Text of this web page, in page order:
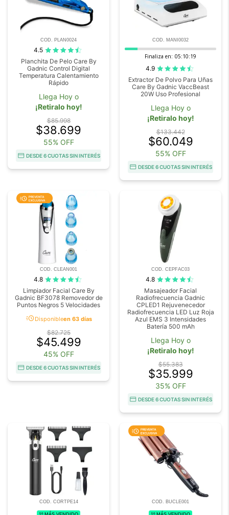
COD. PLAN0024
4.5
Planchita De Pelo Care By
Gadnic Control Digital
Temperatura Calentamiento
Rápido
Llega Hoy o
¡Retiralo hoy!
$85.998
$38.699
55% OFF
DESDE 6 CUOTAS SIN INTERÉS
COD. MANI0032
Finaliza en: 05:10:18
4.9
Extractor De Polvo Para Uñas
Care By Gadnic VaccBeast
20W Uso Profesional
Llega Hoy o
¡Retiralo hoy!
$133.442
$60.049
55% OFF
DESDE 6 CUOTAS SIN INTERÉS
COD. CLEAN001
4.8
Limpiador Facial Care By
Gadnic BF3078 Removedor de
Puntos Negros 5 Velocidades
acuteDisponibleen 63 días
$82.725
$45.499
45% OFF
DESDE 6 CUOTAS SIN INTERÉS
COD. CEPFAC03
4.8
Masajeador Facial
Radiofrecuencia Gadnic
CPLED1 Rejuvenecedor
Radiofrecuencia LED Luz Roja
Azul EMS 3 Intensidades
Batería 500 mAh
Llega Hoy o
¡Retiralo hoy!
$55.383
$35.999
35% OFF
DESDE 6 CUOTAS SIN INTERÉS
COD. CORTPE14 COD. BUCLE001